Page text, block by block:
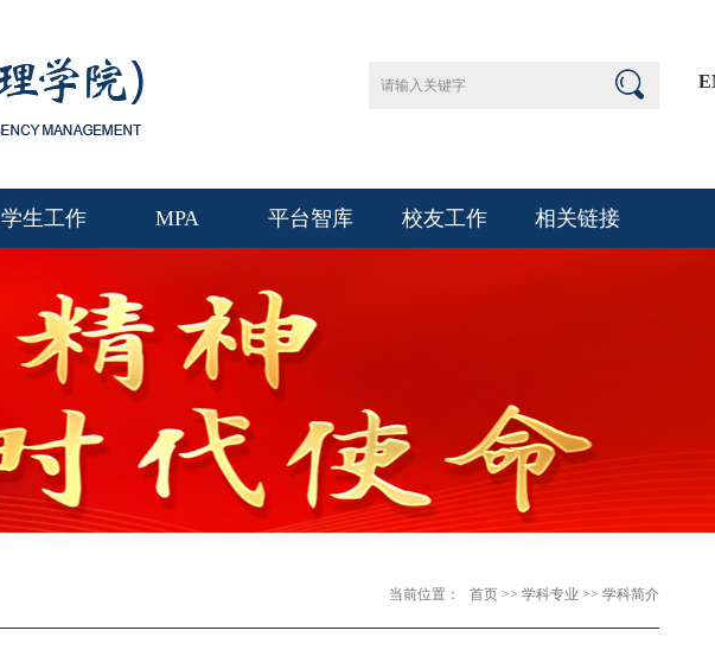
学生工作 MPA 平台智库 校友工作 相关链接
当前位置： 首页 >> 学科专业 >> 学科简介